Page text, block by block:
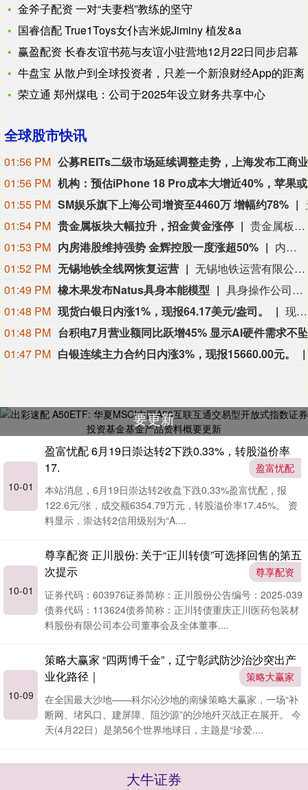
金斧子配资 一对“夫妻档”教练的坚守
国睿信配 True1Toys女仆吉米妮Jiminy 植发&a
赢盈配资 长春友谊书苑与友谊小驻营地12月22日同步启幕
牛盘宝 从散户到全球投资者，只差一个新浪财经App的距离
荣立通 郑州煤电：公司于2025年设立财务共享中心
全球股市快讯
01:56 PM
01:56 PM
01:55 PM SM娱乐旗下上海公司增资至4460万 增幅约78%
01:54 PM 贵金属板块大幅拉升，招金黄金涨停
贵金属板块大幅拉升，招金黄金涨停，晓程科技、西部黄金、四川黄金、湖南黄金、赤峰黄金跟涨。
01:53 PM 内房港股维持强势 金辉控股一度涨超50%
内房港股午后维持强势，金辉控股(09993.HK)一度涨超50%。截至发稿，金辉控股涨47%，碧桂园(02007.HK)和世茂集团(00813.HK)涨10%。消息面上，北京7日发布通知，明确非京籍家庭购买五环内商品住房的社保或个税缴纳年限由“2年”，调减为“1年”。并且适度提高住房公积金最高贷款额度。
01:52 PM 无锡地铁全线网恢复运营
无锡地铁运营有限公司8月10日消息，即时起，无锡地铁全线网（含S1线）恢复正常运营，市民乘客可放心乘坐地铁出行。
01:49 PM 橡木果发布Natus具身本能模型
具身操作公司橡木果机器人（Acorn Robot）正式发布“Natus AGE-0具身本能模型”，同步宣布完成天使轮融资。本轮融资由招商局创投、蔚来资本共同领投，水木清华校友种子基金跟投。
01:48 PM 现货白银日内涨1%，现报64.17美元/盎司。
现货白银日内涨1%，现报64.17美元/盎司。
01:48 PM 台积电7月营业额同比跃增45% 显示AI硬件需求不坠
01:47 PM 白银连续主力合约日内涨3%，现报15660.00元。
交易型开放式指数证券投资基金基金产品资料概
要更新
10-01
盈富忧配 6月19日崇达转2下跌0.33%，转股溢价率
17.
盈富忧配
本站消息，6月19日崇达转2收盘下跌0.33%盈富忧配，报
122.6元/张，成交额6354.79万元，转股溢价率17.45%。 资
料显示，崇达转2信用级别为“A....
10-01
尊享配资 正川股份: 关于“正川转债”可选择回售的第五
次提示
尊享配资
证券代码：603976证券简称：正川股份公告编号：2025-039
债券代码：113624债券简称：正川转债重庆正川医药包装材
料股份有限公司本公司董事会及全体董事....
10-09
策略大赢家 “四两博千金”，辽宁彰武防沙治沙突出产
业化路径｜
策略大赢家
在全国最大沙地——科尔沁沙地的南缘策略大赢家，一场“补
断网、堵风口、建屏障、阻沙源”的沙地歼灭战正在展开。 今
天(4月22日）是第56个世界地球日，主题是“珍爱....
大牛证券